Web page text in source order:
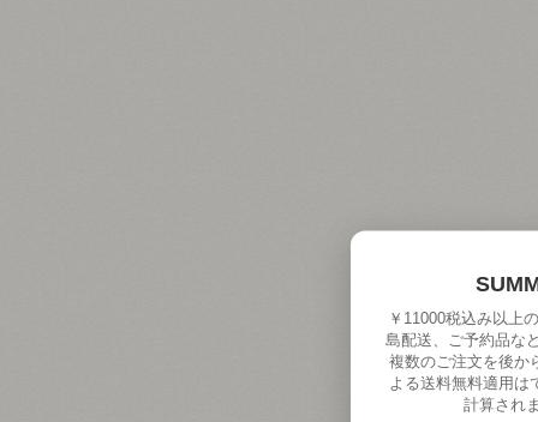
￥11000税込み以上
島配送、ご予約品な
複数のご注文を後か
よる送料無料適用は
計算され